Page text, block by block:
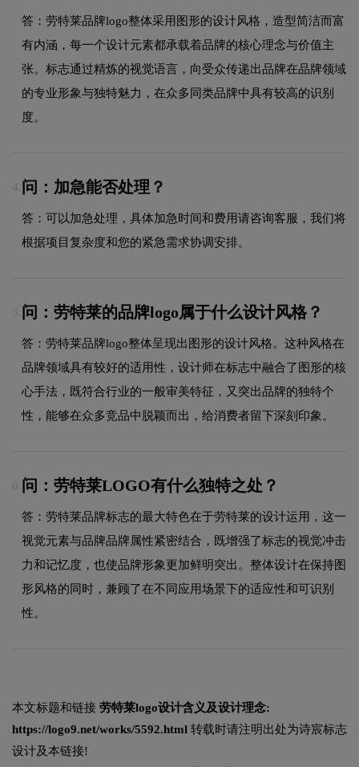
答：劳特莱品牌logo整体采用图形的设计风格，造型简洁而富
有内涵，每一个设计元素都承载着品牌的核心理念与价值主
张。标志通过精炼的视觉语言，向受众传递出品牌在品牌领域
的专业形象与独特魅力，在众多同类品牌中具有较高的识别
度。
4. 问：加急能否处理？
答：可以加急处理，具体加急时间和费用请咨询客服，我们将
根据项目复杂度和您的紧急需求协调安排。
5. 问：劳特莱的品牌logo属于什么设计风格？
答：劳特莱品牌logo整体呈现出图形的设计风格。这种风格在
品牌领域具有较好的适用性，设计师在标志中融合了图形的核
心手法，既符合行业的一般审美特征，又突出品牌的独特个
性，能够在众多竞品中脱颖而出，给消费者留下深刻印象。
6. 问：劳特莱LOGO有什么独特之处？
答：劳特莱品牌标志的最大特色在于劳特莱的设计运用，这一
视觉元素与品牌品牌属性紧密结合，既增强了标志的视觉冲击
力和记忆度，也使品牌形象更加鲜明突出。整体设计在保持图
形风格的同时，兼顾了在不同应用场景下的适应性和可识别
性。
本文标题和链接 劳特莱logo设计含义及设计理念:
https://logo9.net/works/5592.html 转载时请注明出处为诗宸标志
设计及本链接!